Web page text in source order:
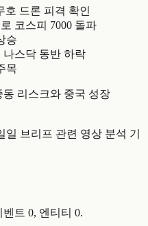
호 드론 피격 확인
코스피 7000 돌파
승
스닥 동반 하락
목
동 리스크와 중국 성장
일 브리프 관련 영상 분석 기
벤트 0, 엔티티 0.